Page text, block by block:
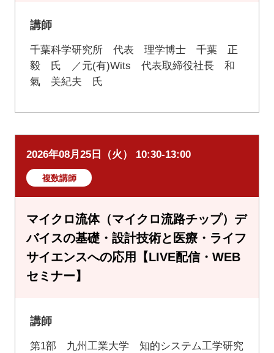
講師
千葉科学研究所 代表 理学博士 千葉 正
毅 氏 ／元(有)Wits 代表取締役社長 和
氣 美紀夫 氏
2026年08月25日（火） 10:30-13:00
複数講師
マイクロ流体（マイクロ流路チップ）デ
バイスの基礎・設計技術と医療・ライフ
サイエンスへの応用【LIVE配信・WEB
セミナー】
講師
第1部 九州工業大学 知的システム工学研究